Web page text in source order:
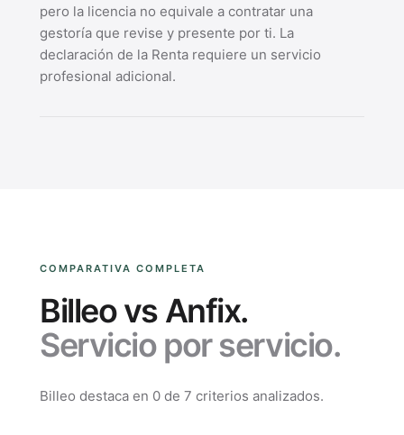
pero la licencia no equivale a contratar una
gestoría que revise y presente por ti. La
declaración de la Renta requiere un servicio
profesional adicional.
COMPARATIVA COMPLETA
Billeo vs Anfix.
Servicio por servicio.
Billeo destaca en 0 de 7 criterios analizados.